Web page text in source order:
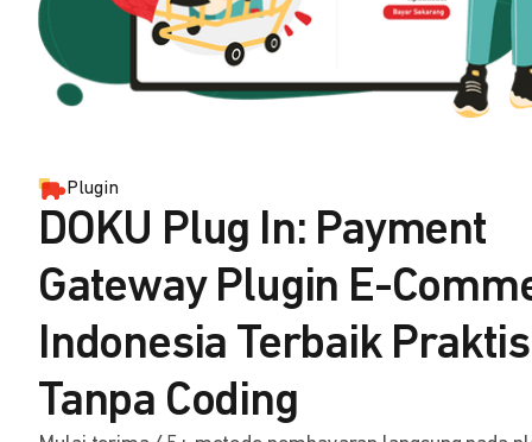
Plugin
DOKU Plug In: Payment
Gateway Plugin E-
Indonesia Terbaik Praktis
Tanpa Coding